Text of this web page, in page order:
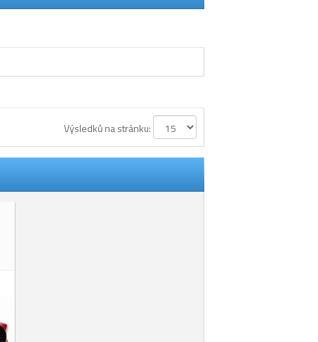
Výsledků na stránku: